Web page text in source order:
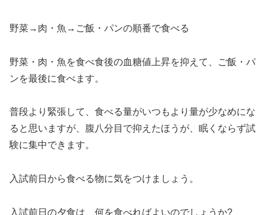
野菜→肉・魚→ご飯・パンの順番で食べる
野菜・肉・魚を食べ食後の血糖値上昇を抑えて、ご飯・パ
ンを最後に食べます。
普段より緊張して、食べる量がいつもより量が少なめにな
ると思いますが、腹八分目で抑えたほうが、眠くならず試
験に集中できます。
入試前日から食べる物に気をつけましょう。
入試前日の夕食は、何を食べればよいのでしょうか?